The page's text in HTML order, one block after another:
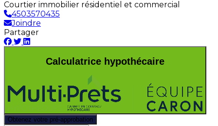
Courtier immobilier résidentiel et commercial
4503570435
Joindre
Partager
Calculatrice hypothécaire
Obtenez votre pré-approbation